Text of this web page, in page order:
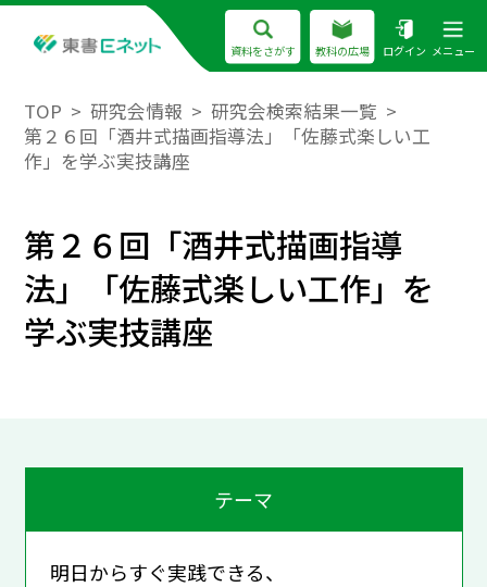
資料をさがす 教科の広場 ログイン メニュー
TOP 研究会情報
研究会検索結果一覧
第２６回「酒井式描画指導法」「佐藤式楽しい工
作」を学ぶ実技講座
第２６回「酒井式描画指導
法」「佐藤式楽しい工作」を
学ぶ実技講座
テーマ
明日からすぐ実践できる、